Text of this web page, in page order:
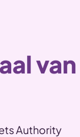
van
Authority